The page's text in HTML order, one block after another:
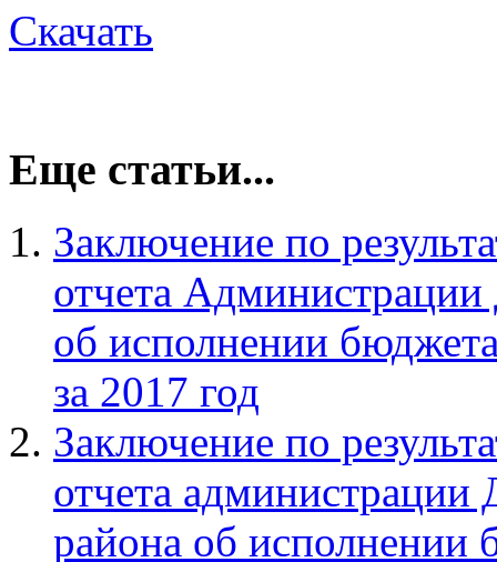
Скачать
Еще статьи...
Заключение по
отчета Администрации
об исполнении
за 2017 год
Заключение по
отчета администрации
района об исполнении